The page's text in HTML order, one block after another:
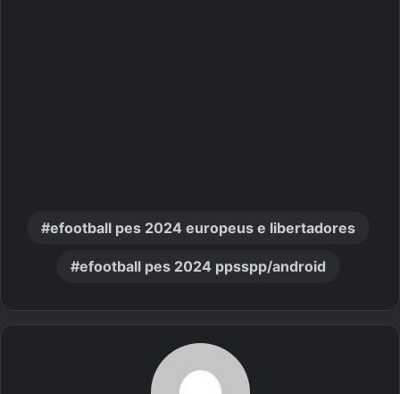
efootball pes 2024 europeus e libertadores
efootball pes 2024 ppsspp/android